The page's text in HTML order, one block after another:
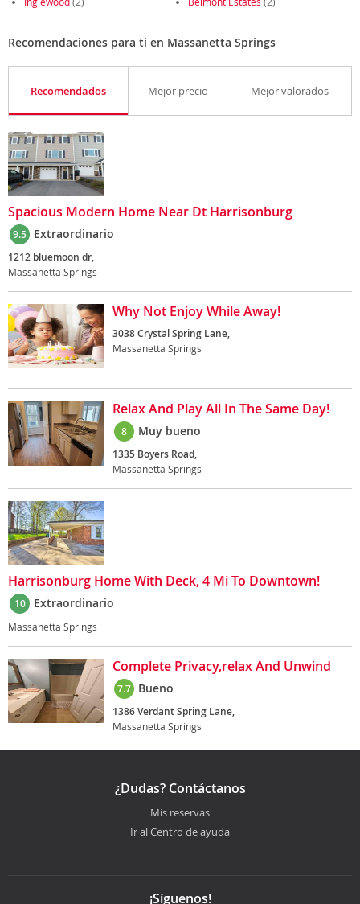
Recomendaciones para ti en Massanetta Springs
Recomendados Mejor precio Mejor valorados
Spacious Modern Home Near Dt Harrisonburg
9.5 Extraordinario
1212 bluemoon dr,
Massanetta Springs
Why Not Enjoy While Away!
3038 Crystal Spring Lane,
Massanetta Springs
Relax And Play All In The Same Day!
8 Muy bueno
1335 Boyers Road,
Massanetta Springs
Harrisonburg Home With Deck, 4 Mi To Downtown!
10 Extraordinario
Massanetta Springs
Complete Privacy,relax And Unwind
7.7 Bueno
1386 Verdant Spring Lane,
Massanetta Springs
¿Dudas? Contáctanos
Mis reservas
Ir al Centro de ayuda
¡Síguenos!